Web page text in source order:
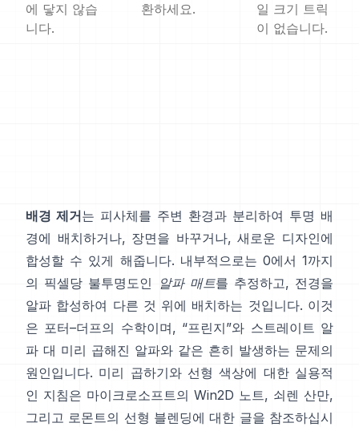
에 닿지 않습
니다.
환하세요.
일 크기 트릭
이 없습니다.
배경 제거는 피사체를 주변 환경과 분리하여 투명 배
경에 배치하거나, 장면을 바꾸거나, 새로운 디자인에
합성할 수 있게 해줍니다. 내부적으로는 0에서 1까지
의 픽셀당 불투명도인
알파 매트를 추정하고, 전경을
알파 합성하여 다른 것 위에 배치하는 것입니다. 이것
은 포터–더프의 수학이며, “프린지”와 스트레이트 알
파 대 미리 곱해진 알파와 같은 흔히 발생하는 문제의
원인입니다. 미리 곱하기와 선형 색상에 대한 실용적
인 지침은 마이크로소프트의 Win2D 노트, 쇠렌 산만,
그리고 로몬트의 선형 블렌딩에 대한 글을 참조하십시